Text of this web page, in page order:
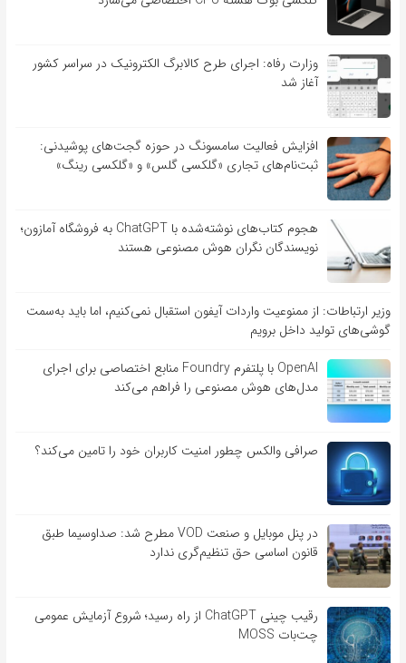
وزارت رفاه: اجرای طرح کالابرگ الکترونیک در سراسر کشور
آغاز شد
افزایش فعالیت سامسونگ در حوزه گجت‌های پوشیدنی:
ثبت‌نام‌های تجاری «گلکسی گلس» و «گلکسی رینگ»
هجوم کتاب‌های نوشته‌شده با ChatGPT به فروشگاه آمازون؛
نویسندگان نگران هوش مصنوعی هستند
وزیر ارتباطات: از ممنوعیت واردات آیفون استقبال نمی‌کنیم، اما باید به‌سمت
گوشی‌های تولید داخل برویم
OpenAI با پلتفرم Foundry منابع اختصاصی برای اجرای
مدل‌های هوش مصنوعی را فراهم می‌کند
صرافی والکس چطور امنیت کاربران خود را تامین می‌کند؟
در پنل موبایل و صنعت VOD مطرح شد: صداوسیما طبق
قانون اساسی حق تنظیم‌گری ندارد
رقیب چینی ChatGPT از راه رسید؛ شروع آزمایش عمومی
چت‌بات MOSS